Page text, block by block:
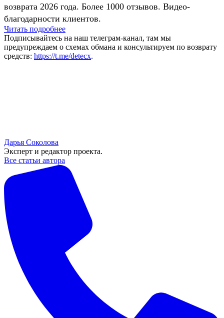
возврата 2026 года. Более 1000 отзывов. Видео-
благодарности клиентов.
Читать подробнее
Подписывайтесь на наш телеграм-канал, там мы
предупреждаем о схемах обмана и консультируем по возврату
средств: https://t.me/detecx.
Дарья Соколова
Эксперт и редактор проекта.
Все статьи автора